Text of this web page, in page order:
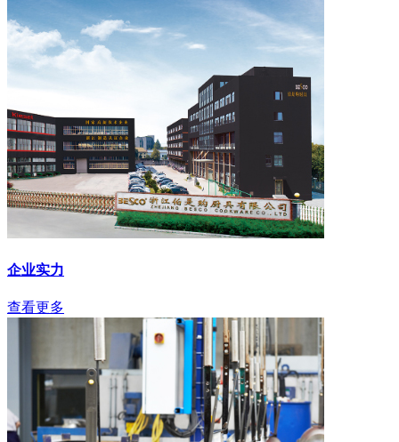
企业实力
查看更多